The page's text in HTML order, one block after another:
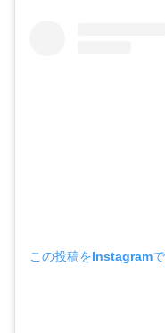
この投稿をInstagram